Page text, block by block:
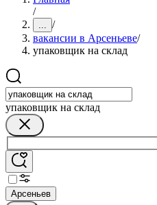
/
... /
вакансии в Арсеньеве/
упаковщик на склад
упаковщик на склад
Арсеньев